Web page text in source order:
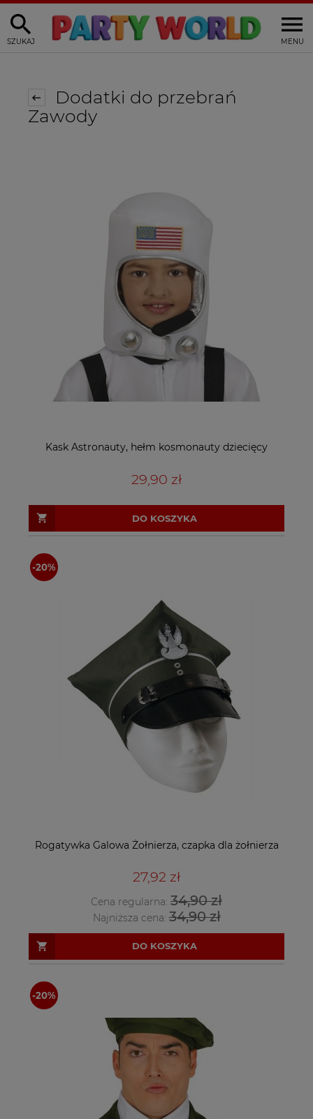
MENU
SZUKAJ
Dodatki do przebrań
Zawody
Kask Astronauty, hełm kosmonauty dziecięcy
29,90 zł
DO KOSZYKA
Rogatywka Galowa Żołnierza, czapka dla żołnierza
27,92 zł
Cena regularna: 34,90 zł
Najniższa cena:34,90 zł
DO KOSZYKA